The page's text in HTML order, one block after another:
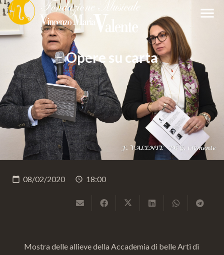
menu
Opere su carta
calendar_today 08/02/2020 schedule 18:00
Mostra delle allieve della Accademia di belle Arti di